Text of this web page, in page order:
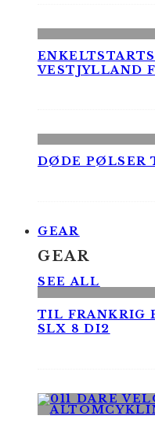
VESTJYLLAND
DØDE PØLSER
GEAR
GEAR
SEE ALL
TIL FRANKRIG
SLX 8 DI2